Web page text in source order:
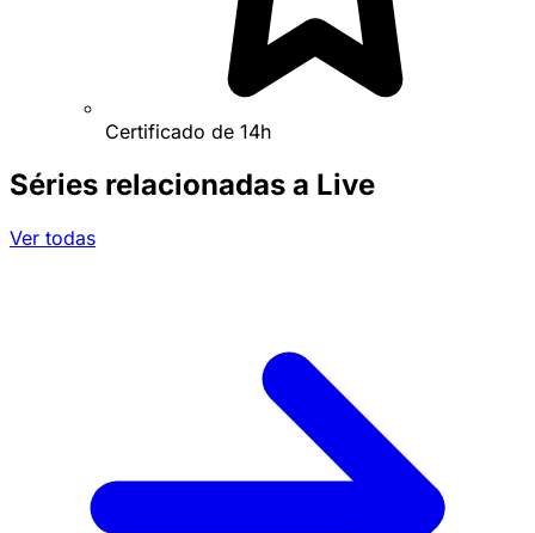
Certificado de 14h
Séries relacionadas a Live
Ver todas